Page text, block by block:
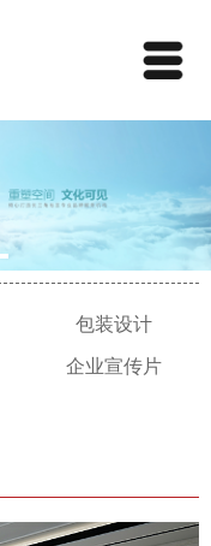
包装设计
企业宣传片